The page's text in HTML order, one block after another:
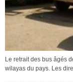
Le retrait des bus âgés
wilayas du pays. Les